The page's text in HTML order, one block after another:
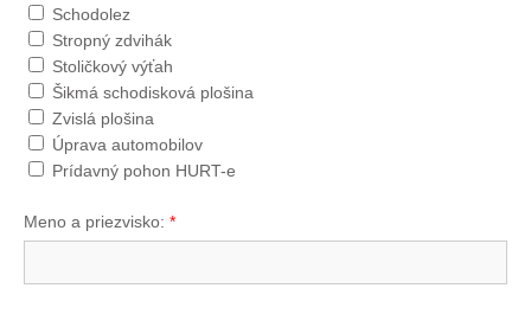
Schodolez
Stropný zdvihák
Stoličkový výťah
Šikmá schodisková plošina
Zvislá plošina
Úprava automobilov
Prídavný pohon HURT-e
Meno a priezvisko: *